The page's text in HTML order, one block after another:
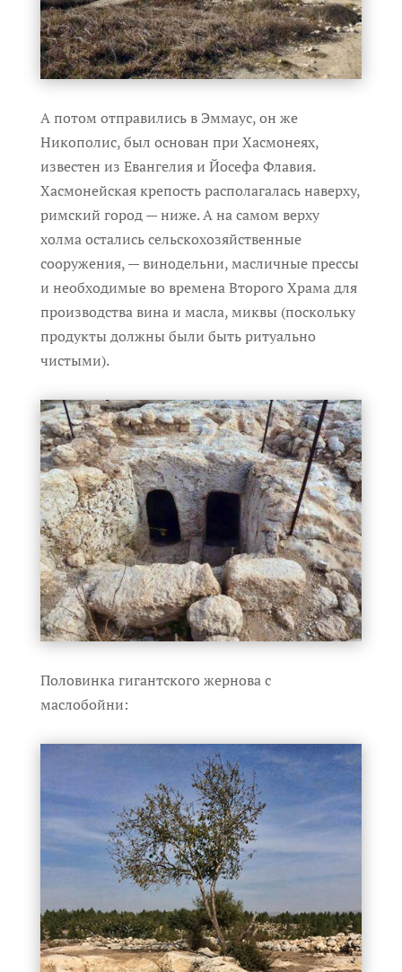
А потом отправились в Эммаус, он же
Никополис, был основан при Хасмонеях,
известен из Евангелия и Йосефа Флавия.
Хасмонейская крепость располагалась наверху,
римский город — ниже. А на самом верху
холма остались сельскохозяйственные
сооружения, — винодельни, масличные прессы
и необходимые во времена Второго Храма для
производства вина и масла, миквы (поскольку
продукты должны были быть ритуально
чистыми).
Половинка гигантского жернова с
маслобойни: